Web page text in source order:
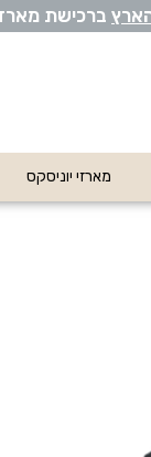
ארץ ברכישת מארז
מארזי יוניסקס